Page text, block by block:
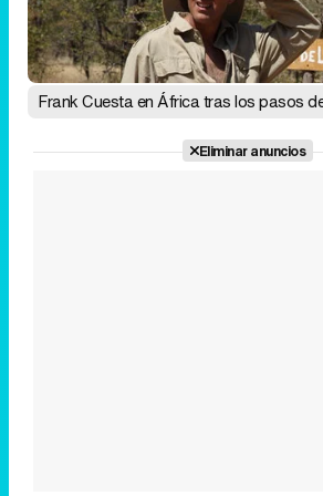
Frank Cuesta en África tras los pasos
Eliminar anuncios